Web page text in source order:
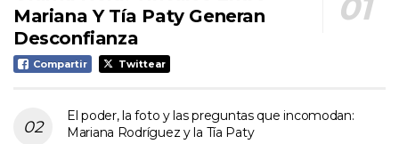
Mariana Y Tía Paty Generan
Desconfianza
Compartir Twittear
El poder, la foto y las preguntas que incomodan:
Mariana Rodríguez y la Tía Paty